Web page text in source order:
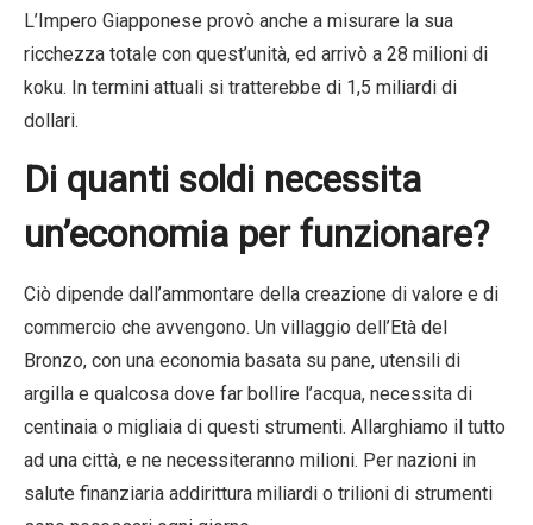
L’Impero Giapponese provò anche a misurare la sua
ricchezza totale con quest’unità, ed arrivò a 28 milioni di
koku. In termini attuali si tratterebbe di 1,5 miliardi di
dollari.
Di quanti soldi necessita
un’economia per funzionare?
Ciò dipende dall’ammontare della creazione di valore e di
commercio che avvengono. Un villaggio dell’Età del
Bronzo, con una economia basata su pane, utensili di
argilla e qualcosa dove far bollire l’acqua, necessita di
centinaia o migliaia di questi strumenti. Allarghiamo il tutto
ad una città, e ne necessiteranno milioni. Per nazioni in
salute finanziaria addirittura miliardi o trilioni di strumenti